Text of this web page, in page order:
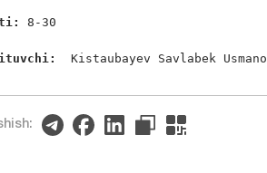
8-30
Kistaubayev Savlabek